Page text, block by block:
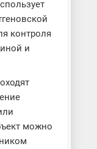
контроля
и
можно